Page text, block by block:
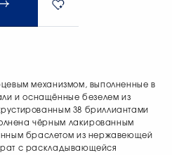
механизмом, выполненные в
и оснащённые безелем из
38 бриллиантами
чёрным лакированным
браслетом из нержавеющей
с раскладывающейся